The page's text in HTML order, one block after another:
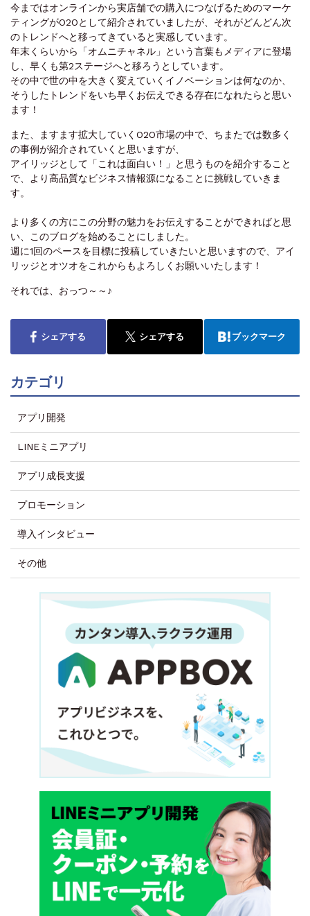
今まではオンラインから実店舗での購入につなげるためのマーケ
ティングがO2Oとして紹介されていましたが、それがどんどん次
のトレンドへと移ってきていると実感しています。
年末くらいから「オムニチャネル」という言葉もメディアに登場
し、早くも第2ステージへと移ろうとしています。
その中で世の中を大きく変えていくイノベーションは何なのか、
そうしたトレンドをいち早くお伝えできる存在になれたらと思い
ます！
また、ますます拡大していくO2O市場の中で、ちまたでは数多く
の事例が紹介されていくと思いますが、
アイリッジとして「これは面白い！」と思うものを紹介すること
で、より高品質なビジネス情報源になることに挑戦していきま
す。
より多くの方にこの分野の魅力をお伝えすることができればと思
い、このブログを始めることにしました。
週に1回のペースを目標に投稿していきたいと思いますので、アイ
リッジとオツオをこれからもよろしくお願いいたします！
それでは、おっつ～～♪
シェアする シェアする ブックマーク
カテゴリ
アプリ開発
LINEミニアプリ
アプリ成長支援
プロモーション
導入インタビュー
その他